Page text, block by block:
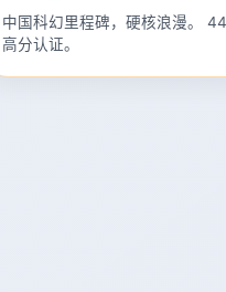
中国科幻里程碑，硬核浪漫。
高分认证。